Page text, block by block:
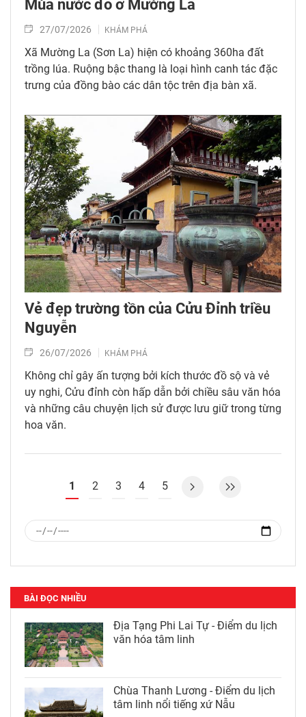
Mùa nước đổ ở Mường La
27/07/2026 KHÁM PHÁ
Xã Mường La (Sơn La) hiện có khoảng 360ha đất
trồng lúa. Ruộng bậc thang là loại hình canh tác đặc
trưng của đồng bào các dân tộc trên địa bàn xã.
Vẻ đẹp trường tồn của Cửu Đỉnh triều
Nguyễn
26/07/2026 KHÁM PHÁ
Không chỉ gây ấn tượng bởi kích thước đồ sộ và vẻ
uy nghi, Cửu đỉnh còn hấp dẫn bởi chiều sâu văn hóa
và những câu chuyện lịch sử được lưu giữ trong từng
hoa văn.
1 2 3 4 5
BÀI ĐỌC NHIỀU
Địa Tạng Phi Lai Tự - Điểm du lịch
văn hóa tâm linh
Chùa Thanh Lương - Điểm du lịch
tâm linh nổi tiếng xứ Nẫu